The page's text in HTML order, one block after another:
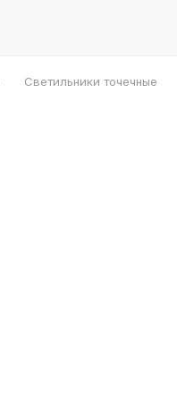
Светильники точечные